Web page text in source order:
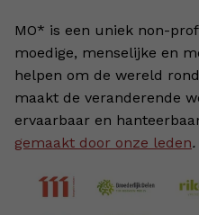
MO* is een uniek non-
moedige, menselijke en
helpen om de wereld
maakt de veranderende
ervaarbaar en
gemaakt door onze leden.